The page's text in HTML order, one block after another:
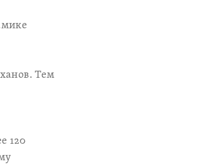
Тем
120